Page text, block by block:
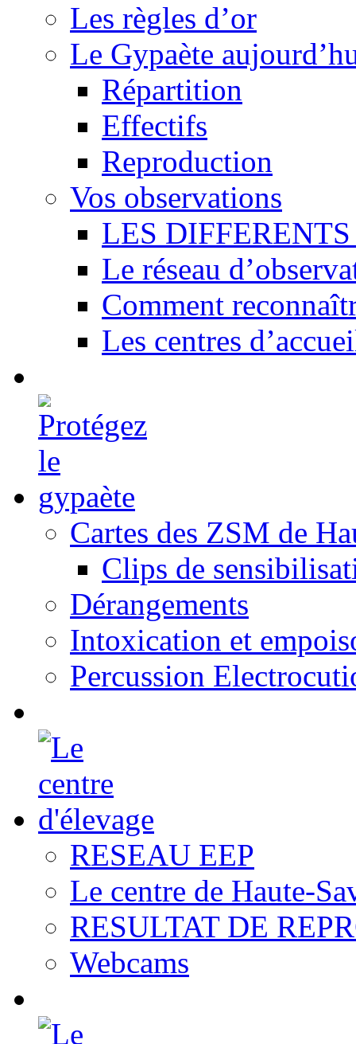
Les règles d’or
Le Gypaète
Répartition
Effectifs
Reproduction
Vos observations
LES
Le réseau
Comment
Les centres
Cartes des ZSM de
Clips de
Dérangements
Intoxication et
Percussion
RESEAU EEP
Le centre de Haute-
RESULTAT DE
Webcams